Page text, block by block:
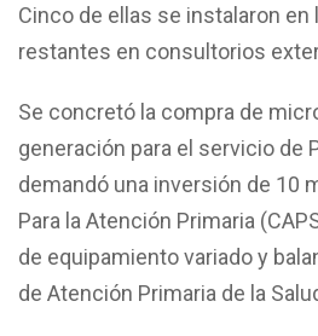
Cinco de ellas se instalaron en
restantes en consultorios
Se concretó la compra de
generación para el servicio de
demandó una inversión de 10
Para la Atención Primaria
de equipamiento variado y
de Atención Primaria de la